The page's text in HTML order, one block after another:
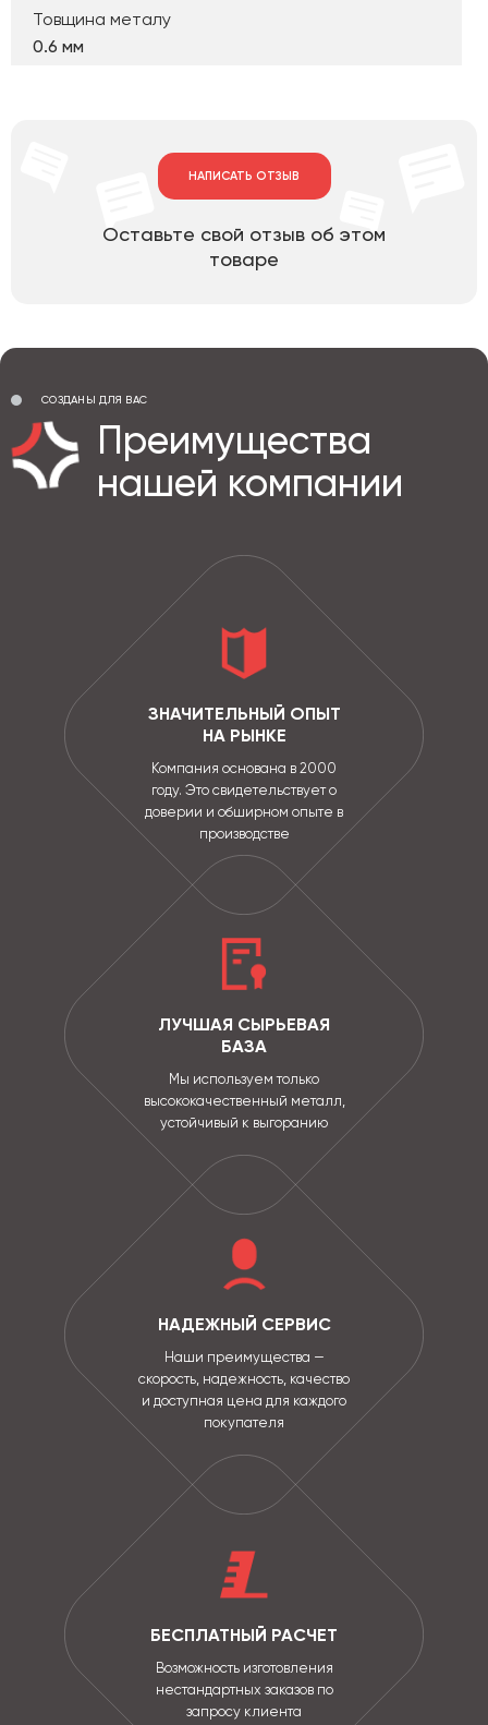
Товщина металу
0.6 мм
НАПИСАТЬ ОТЗЫВ
Оставьте свой отзыв об этом
товаре
СОЗДАНЫ ДЛЯ ВАС
Преимущества
нашей компании
ЗНАЧИТЕЛЬНЫЙ ОПЫТ
НА РЫНКЕ
Компания основана в 2000
году. Это свидетельствует о
доверии и обширном опыте в
производстве
ЛУЧШАЯ СЫРЬЕВАЯ
БАЗА
Мы используем только
высококачественный металл,
устойчивый к выгоранию
НАДЕЖНЫЙ СЕРВИС
Наши преимущества —
скорость, надежность, качество
и доступная цена для каждого
покупателя
БЕСПЛАТНЫЙ РАСЧЕТ
Возможность изготовления
нестандартных заказов по
запросу клиента